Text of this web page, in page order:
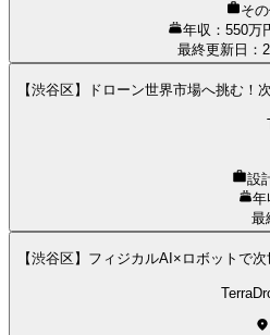
そ
年収：550万
最終更新日 ：
【渋谷区】ドローン世界市場へ挑む
設
年
最
【渋谷区】フィジカルAI×ロボットで